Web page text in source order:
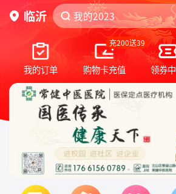
积分换购
我的2023
临沂
积分换购
我的2023
我的订单
充200送39
购物卡充值 领券